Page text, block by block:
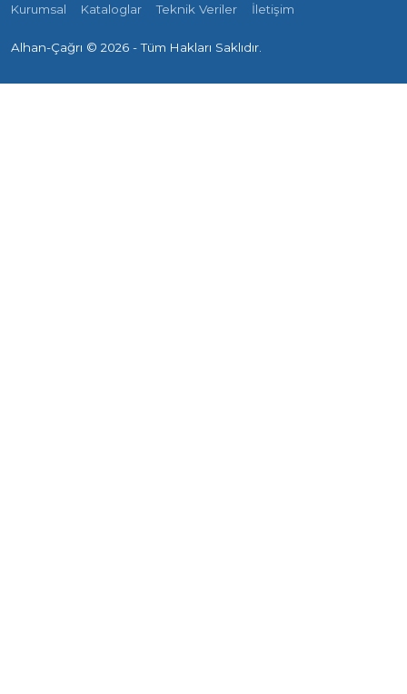
Kurumsal Kataloglar Teknik Veriler İletişim
Alhan-Çağrı © 2026 - Tüm Hakları Saklıdır.